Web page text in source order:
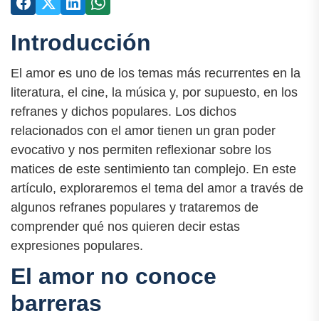
Introducción
El amor es uno de los temas más recurrentes en la
literatura, el cine, la música y, por supuesto, en los
refranes y dichos populares. Los dichos
relacionados con el amor tienen un gran poder
evocativo y nos permiten reflexionar sobre los
matices de este sentimiento tan complejo. En este
artículo, exploraremos el tema del amor a través de
algunos refranes populares y trataremos de
comprender qué nos quieren decir estas
expresiones populares.
El amor no conoce
barreras